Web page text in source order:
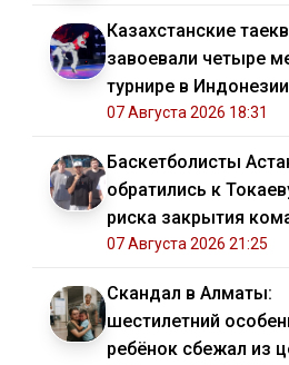
Казахстанские
завоевали четыре
турнире в Индонезии
07 Августа 2026 18:31
Баскетболисты
обратились к
риска закрытия
07 Августа 2026 21:25
Скандал в Алматы:
шестилетний
ребёнок сбежал из